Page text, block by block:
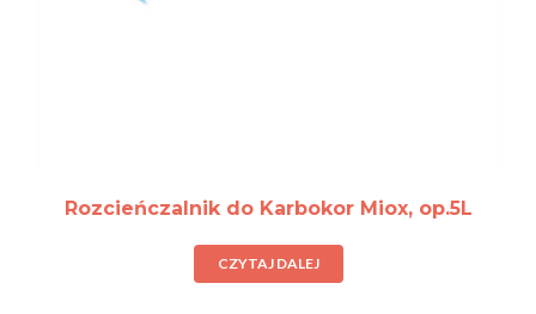
Rozcieńczalnik do Karbokor Miox, op.5L
CZYTAJ DALEJ